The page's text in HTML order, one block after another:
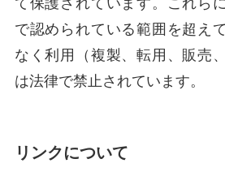
お知らせ
応援する!
て保護されています。これら
で認められている範囲を超え
なく利用（複製、転用、販売
は法律で禁止されています。
リンクについて